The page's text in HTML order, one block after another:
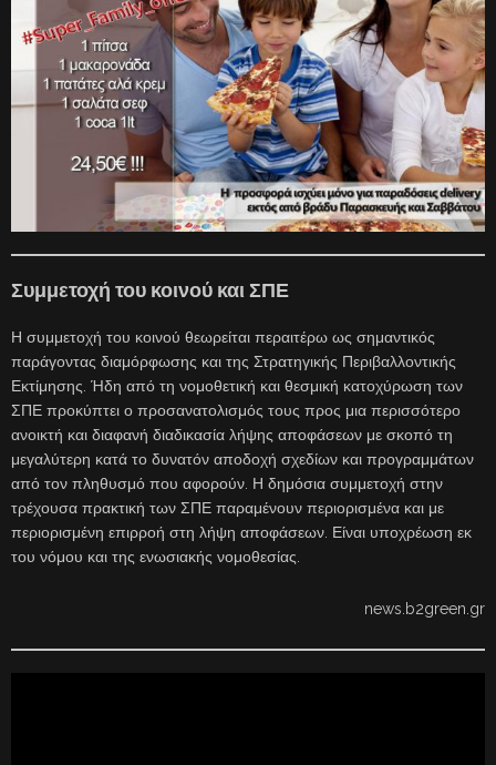
Συμμετοχή του κοινού και ΣΠΕ
Η συμμετοχή του κοινού θεωρείται περαιτέρω ως σημαντικός
παράγοντας διαμόρφωσης και της Στρατηγικής Περιβαλλοντικής
Εκτίμησης. Ήδη από τη νομοθετική και θεσμική κατοχύρωση των
ΣΠΕ προκύπτει ο προσανατολισμός τους προς μια περισσότερο
ανοικτή και διαφανή διαδικασία λήψης αποφάσεων με σκοπό τη
μεγαλύτερη κατά το δυνατόν αποδοχή σχεδίων και προγραμμάτων
από τον πληθυσμό που αφορούν. Η δημόσια συμμετοχή στην
τρέχουσα πρακτική των ΣΠΕ παραμένουν περιορισμένα και με
περιορισμένη επιρροή στη λήψη αποφάσεων. Είναι υποχρέωση εκ
του νόμου και της ενωσιακής νομοθεσίας.
news.b2green.gr